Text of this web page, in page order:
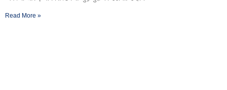
Read More »